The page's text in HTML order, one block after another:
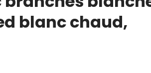
blanc chaud,